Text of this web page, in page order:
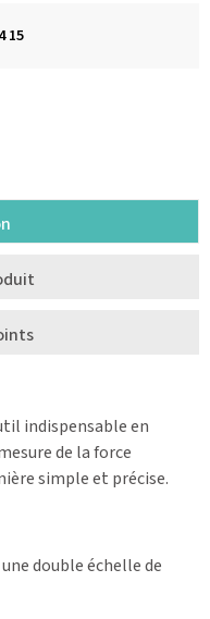
15
indispensable en
de la force
simple et précise.
double échelle de